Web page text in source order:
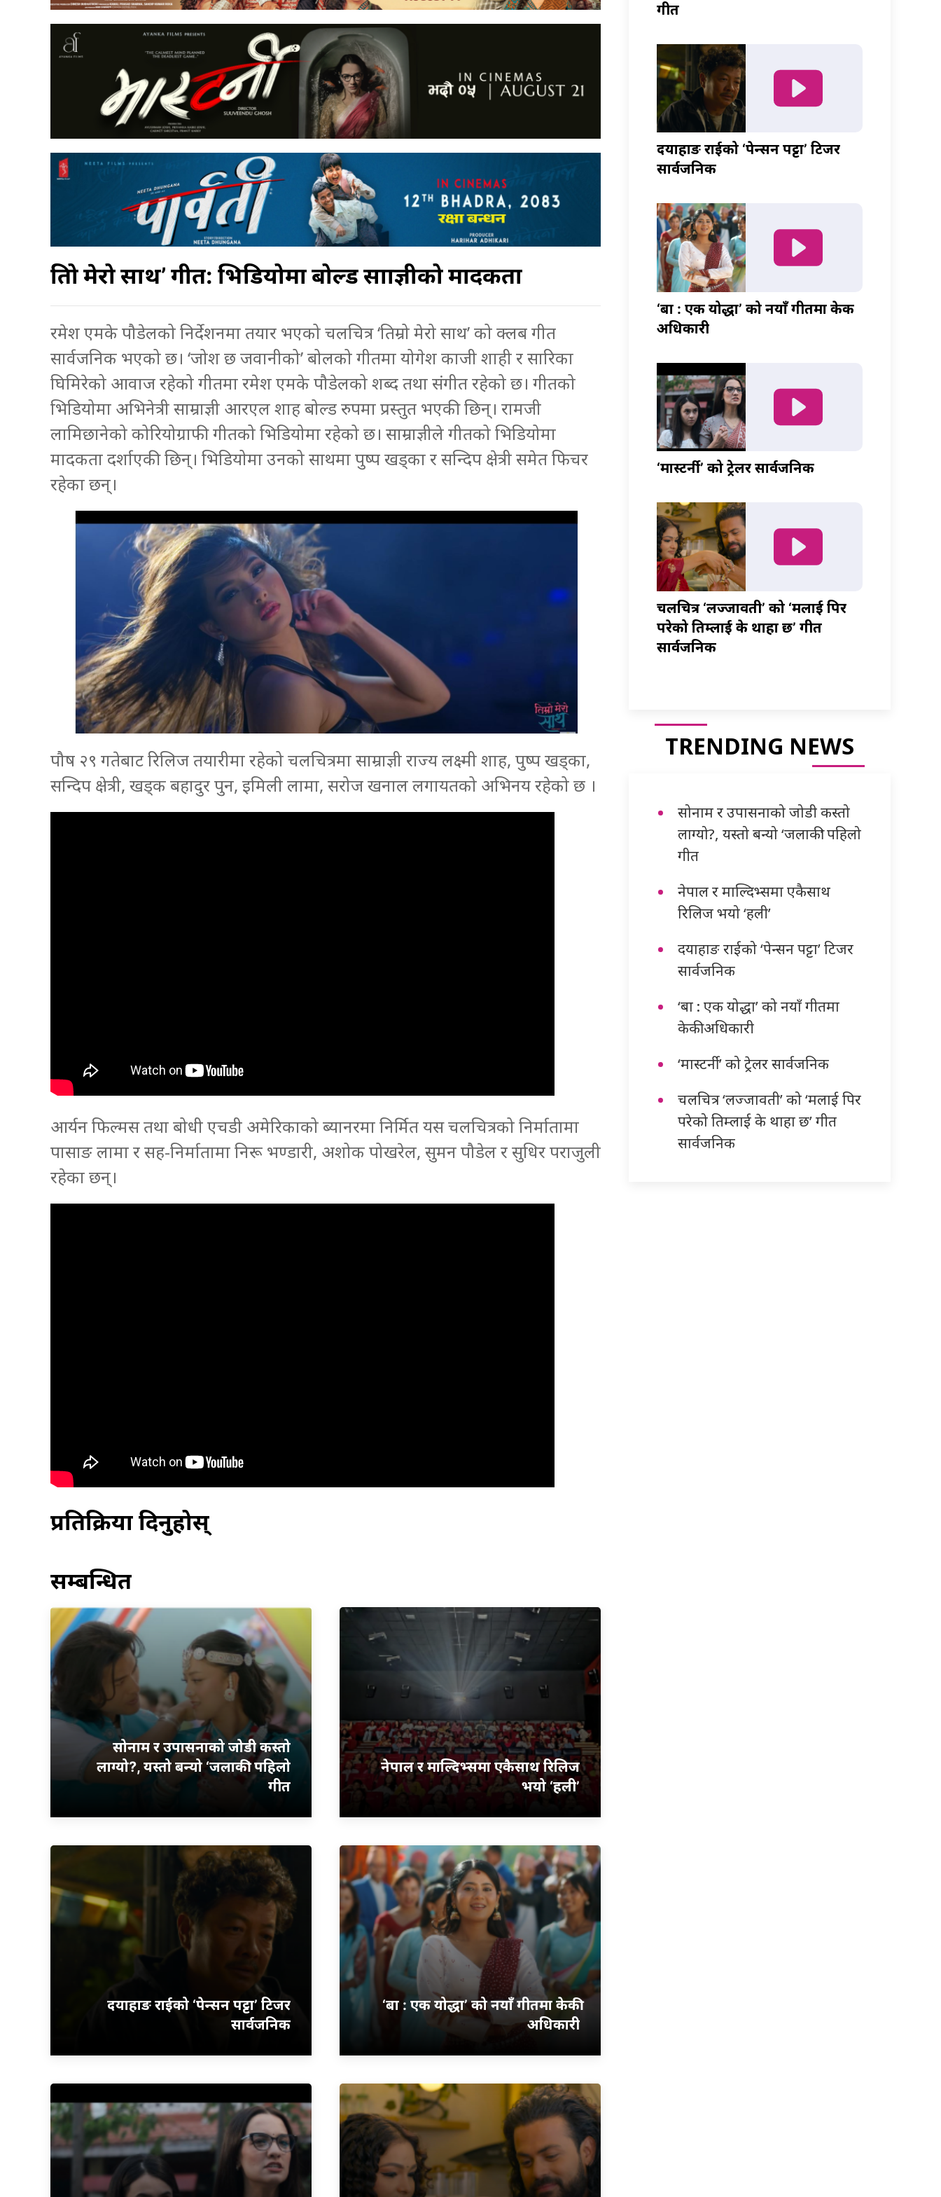
तिम्रो मेरो साथ’ गीत: भिडियोमा बोल्ड साम्राज्ञीको मादकता
रमेश एमके पौडेलको निर्देशनमा तयार भएको चलचित्र ‘तिम्रो मेरो साथ’ को क्लब गीत
सार्वजनिक भएको छ। ‘जोश छ जवानीको’ बोलको गीतमा योगेश काजी शाही र सारिका
घिमिरेको आवाज रहेको गीतमा रमेश एमके पौडेलको शब्द तथा संगीत रहेको छ। गीतको
भिडियोमा अभिनेत्री साम्राज्ञी आरएल शाह बोल्ड रुपमा प्रस्तुत भएकी छिन्। रामजी
लामिछानेको कोरियोग्राफी गीतको भिडियोमा रहेको छ। साम्राज्ञीले गीतको भिडियोमा
मादकता दर्शाएकी छिन्। भिडियोमा उनको साथमा पुष्प खड्का र सन्दिप क्षेत्री समेत फिचर
रहेका छन्।
पौष २९ गतेबाट रिलिज तयारीमा रहेको चलचित्रमा साम्राज्ञी राज्य लक्ष्मी शाह, पुष्प खड्का,
सन्दिप क्षेत्री, खड्क बहादुर पुन, इमिली लामा, सरोज खनाल लगायतको अभिनय रहेको छ ।
आर्यन फिल्मस तथा बोधी एचडी अमेरिकाको ब्यानरमा निर्मित यस चलचित्रको निर्मातामा
पासाङ लामा र सह-निर्मातामा निरू भण्डारी, अशोक पोखरेल, सुमन पौडेल र सुधिर पराजुली
रहेका छन्।
प्रतिक्रिया दिनुहोस्
सम्बन्धित
सोनाम र उपासनाको जोडी कस्तो
लाग्यो?, यस्तो बन्यो ‘जलाकी’ पहिलो
गीत
नेपाल र माल्दिभ्समा एकैसाथ रिलिज
भयो ‘हली’
दयाहाङ राईको ‘पेन्सन पट्टा’ टिजर
सार्वजनिक
‘बा : एक योद्धा’ को नयाँ गीतमा केकी
अधिकारी
गीत
दयाहाङ राईको ‘पेन्सन पट्टा’ टिजर
सार्वजनिक
‘बा : एक योद्धा’ को नयाँ गीतमा केकी
अधिकारी
‘मास्टर्नी’ को ट्रेलर सार्वजनिक
चलचित्र ‘लज्जावती’ को ‘मलाई पिर
परेको तिम्लाई के थाहा छ’ गीत
सार्वजनिक
TRENDING NEWS
सोनाम र उपासनाको जोडी कस्तो
लाग्यो?, यस्तो बन्यो ‘जलाकी’ पहिलो
गीत
नेपाल र माल्दिभ्समा एकैसाथ
रिलिज भयो ‘हली’
दयाहाङ राईको ‘पेन्सन पट्टा’ टिजर
सार्वजनिक
‘बा : एक योद्धा’ को नयाँ गीतमा
केकी अधिकारी
‘मास्टर्नी’ को ट्रेलर सार्वजनिक
चलचित्र ‘लज्जावती’ को ‘मलाई पिर
परेको तिम्लाई के थाहा छ’ गीत
सार्वजनिक